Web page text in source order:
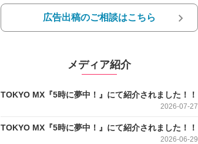
広告出稿のご相談はこちら
メディア紹介
TOKYO MX『5時に夢中！』にて紹介されました！！
2026-07-27
TOKYO MX『5時に夢中！』にて紹介されました！！
2026-06-29